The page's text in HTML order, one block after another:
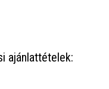
ajánlattételek: